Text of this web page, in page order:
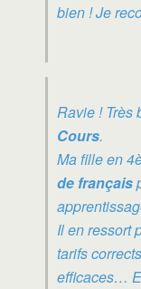
bien ! Je
Ravie ! Très
Cours.
Ma fille en
de français
Il en ressort
tarifs
efficaces…